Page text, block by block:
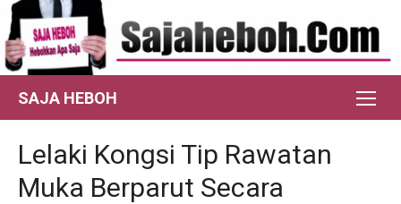
Skip
to
content
SAJA HEBOH
Lelaki Kongsi Tip Rawatan
Muka Berparut Secara